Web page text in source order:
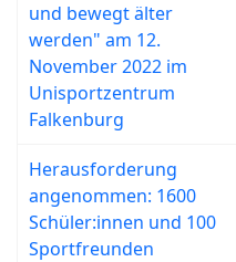
und bewegt älter
werden" am 12.
November 2022 im
Unisportzentrum
Falkenburg
Herausforderung
angenommen: 1600
Schüler:innen und 100
Sportfreunden